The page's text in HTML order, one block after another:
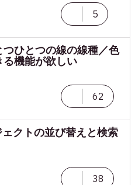
5
ひとつの線の線種／色
る機能が欲しい
62
クトの並び替えと検索
38